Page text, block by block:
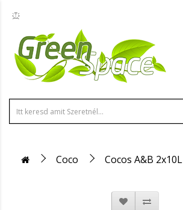
Coco Cocos A&B 2x10L